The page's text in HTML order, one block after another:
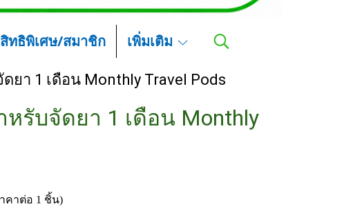
สิทธิพิเศษ/สมาชิก เพิ่มเติม
ยา 1 เดือน Monthly Travel Pods
รับจัดยา 1 เดือน Monthly
าคาต่อ 1 ชิ้น)